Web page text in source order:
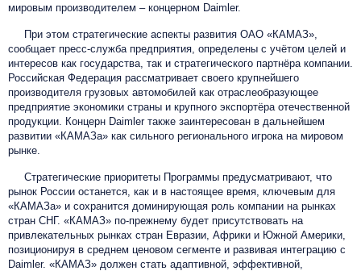
мировым производителем – концерном Daimler.
При этом стратегические аспекты развития ОАО «КАМАЗ»,
сообщает пресс-служба предприятия, определены с учётом целей и
интересов как государства, так и стратегического партнёра компании.
Российская Федерация рассматривает своего крупнейшего
производителя грузовых автомобилей как отраслеобразующее
предприятие экономики страны и крупного экспортёра отечественной
продукции. Концерн Daimler также заинтересован в дальнейшем
развитии «КАМАЗа» как сильного регионального игрока на мировом
рынке.
Стратегические приоритеты Программы предусматривают, что
рынок России останется, как и в настоящее время, ключевым для
«КАМАЗа» и сохранится доминирующая роль компании на рынках
стран СНГ. «КАМАЗ» по-прежнему будет присутствовать на
привлекательных рынках стран Евразии, Африки и Южной Америки,
позиционируя в среднем ценовом сегменте и развивая интеграцию с
Daimler. «КАМАЗ» должен стать адаптивной, эффективной,